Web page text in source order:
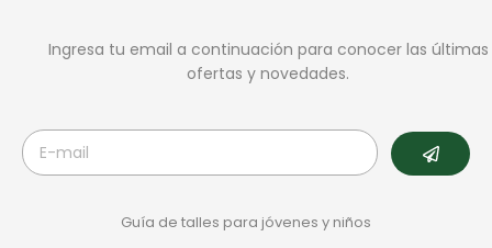
Ingresa tu email a continuación para conocer las últimas
ofertas y novedades.
Guía de talles para jóvenes y niños